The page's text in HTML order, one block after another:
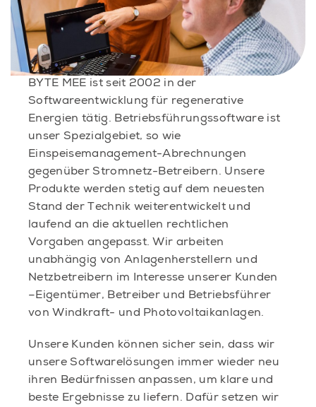
BYTE MEE ist seit 2002 in der
Softwareentwicklung für regenerative
Energien tätig. Betriebsführungssoftware ist
unser Spezialgebiet, so wie
Einspeisemanagement-Abrechnungen
gegenüber Stromnetz-Betreibern. Unsere
Produkte werden stetig auf dem neuesten
Stand der Technik weiterentwickelt und
laufend an die aktuellen rechtlichen
Vorgaben angepasst. Wir arbeiten
unabhängig von Anlagenherstellern und
Netzbetreibern im Interesse unserer Kunden
–Eigentümer, Betreiber und Betriebsführer
von Windkraft- und Photovoltaikanlagen.
Unsere Kunden können sicher sein, dass wir
unsere Softwarelösungen immer wieder neu
ihren Bedürfnissen anpassen, um klare und
beste Ergebnisse zu liefern. Dafür setzen wir